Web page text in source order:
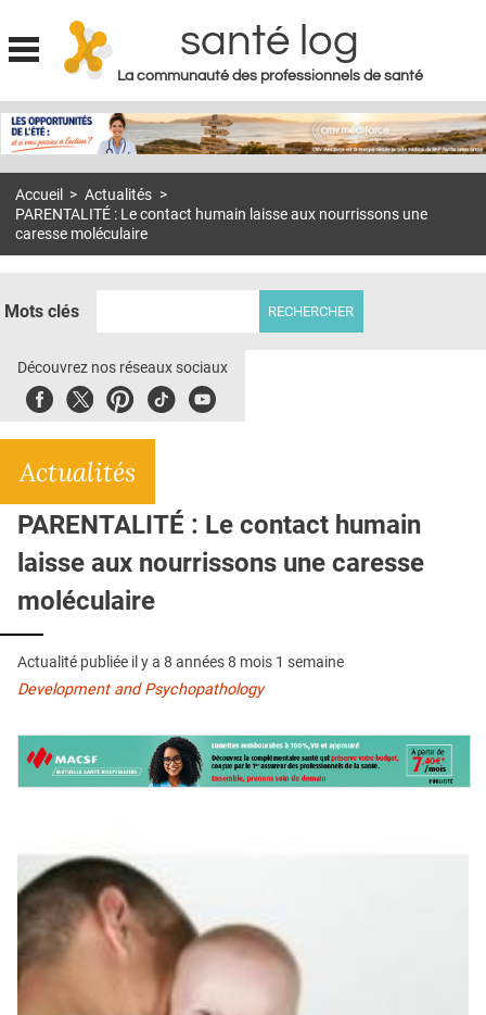
Jump to navigation
santé log
La communauté des professionnels de santé
MON COMPTE
S'ABONNER À LA REVUE SOIN À DOMICILE
E-REVUE SAD
THÉMA
CRÉDITS
Accueil > Actualités >
PARENTALITÉ : Le contact humain laisse aux nourrissons une
caresse moléculaire
Mots clés
Découvrez nos réseaux sociaux
FacebookTwitterPinterest
TiktokYoubute
Actualités
PARENTALITÉ : Le contact humain
laisse aux nourrissons une caresse
moléculaire
Actualité publiée il y a 8 années 8 mois 1 semaine
Development and Psychopathology